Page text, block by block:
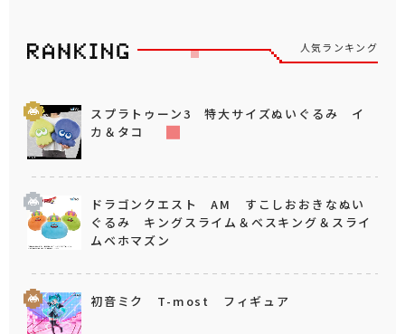
人気ランキング
スプラトゥーン3 特大サイズぬいぐるみ イ
カ＆タコ
ドラゴンクエスト AM すこしおおきなぬい
ぐるみ キングスライム＆ベスキング＆スライ
ムベホマズン
初音ミク T-most フィギュア